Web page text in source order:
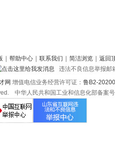
帮助中心 联系我们 简洁浏览
返回
违法不良信息举报邮
网 增值电信业务经营许可证： 鲁B2-
中华人民共和国工业和信息化部备案号